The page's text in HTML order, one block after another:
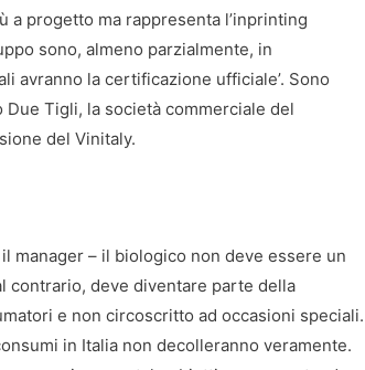
a progetto ma rappresenta l’inprinting
sono, almeno parzialmente, in
avranno la certificazione ufficiale’. Sono
Tigli, la società commerciale del
del Vinitaly.
il manager – il biologico non deve essere un
contrario, deve diventare parte della
e non circoscritto ad occasioni speciali.
in Italia non decolleranno veramente.